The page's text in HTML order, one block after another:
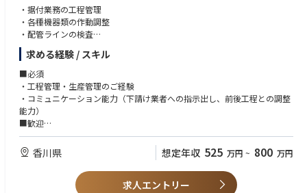
■業務改善
安全・品質・生産性向上や業務効率化などを実現するための業務です。
業務フローや業務環境、作業内容などにおける問題を見つけ、改善案やそ
の実施計画を立案します。
め、積極的に意見を出してください。
A day in the life
※勤務は夜勤を含む3交代制のシフト勤務になります。
・据付業務の工程管理
・各種機器類の作動調整
・配管ラインの検査
・検査の対応
・社内報告資料作成
・協力会社の指揮、管理
・前後工程とのスケジュール調整
求める経験 / スキル
■必須
・工程管理・生産管理のご経験
・コミュニケーション能力（下請け業者への指示出し、前後工程との調整
能力）
■歓迎
・製造の知見
香川県 想定年収 525 万円 ~ 800 万円
求人エントリー